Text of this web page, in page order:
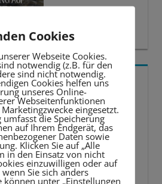
Cookies
Webseite Cookies.
notwendig (z.B. für den
sind nicht notwendig.
Cookies helfen uns
unseres Online-
Webseitenfunktionen
eingesetzt.
die Speicherung
auf Ihrem Endgerät, das
Daten sowie
Klicken Sie auf „Alle
in den Einsatz von nicht
einzuwilligen oder auf
wenn Sie sich anders
können unter „Einstellungen